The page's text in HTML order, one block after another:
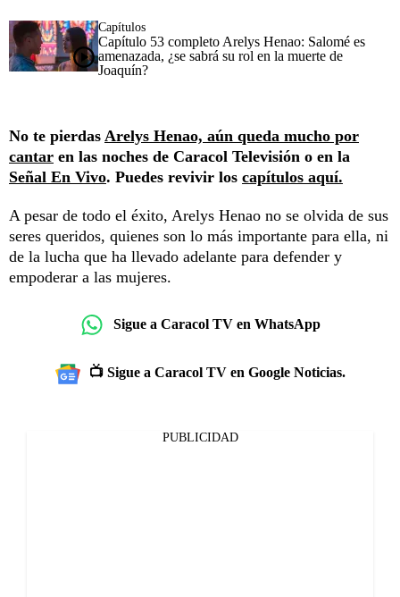
Capítulos
Capítulo 53 completo Arelys Henao: Salomé es
amenazada, ¿se sabrá su rol en la muerte de
Joaquín?
No te pierdas Arelys Henao, aún queda mucho por
cantar en las noches de Caracol Televisión o en la
Señal En Vivo. Puedes revivir los capítulos aquí.
A pesar de todo el éxito, Arelys Henao no se olvida de sus
seres queridos, quienes son lo más importante para ella, ni
de la lucha que ha llevado adelante para defender y
empoderar a las mujeres.
Sigue a Caracol TV en WhatsApp
📺 Sigue a Caracol TV en Google Noticias.
PUBLICIDAD